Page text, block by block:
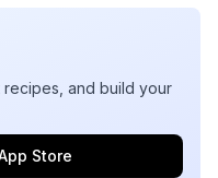
recipes, and build your
Store